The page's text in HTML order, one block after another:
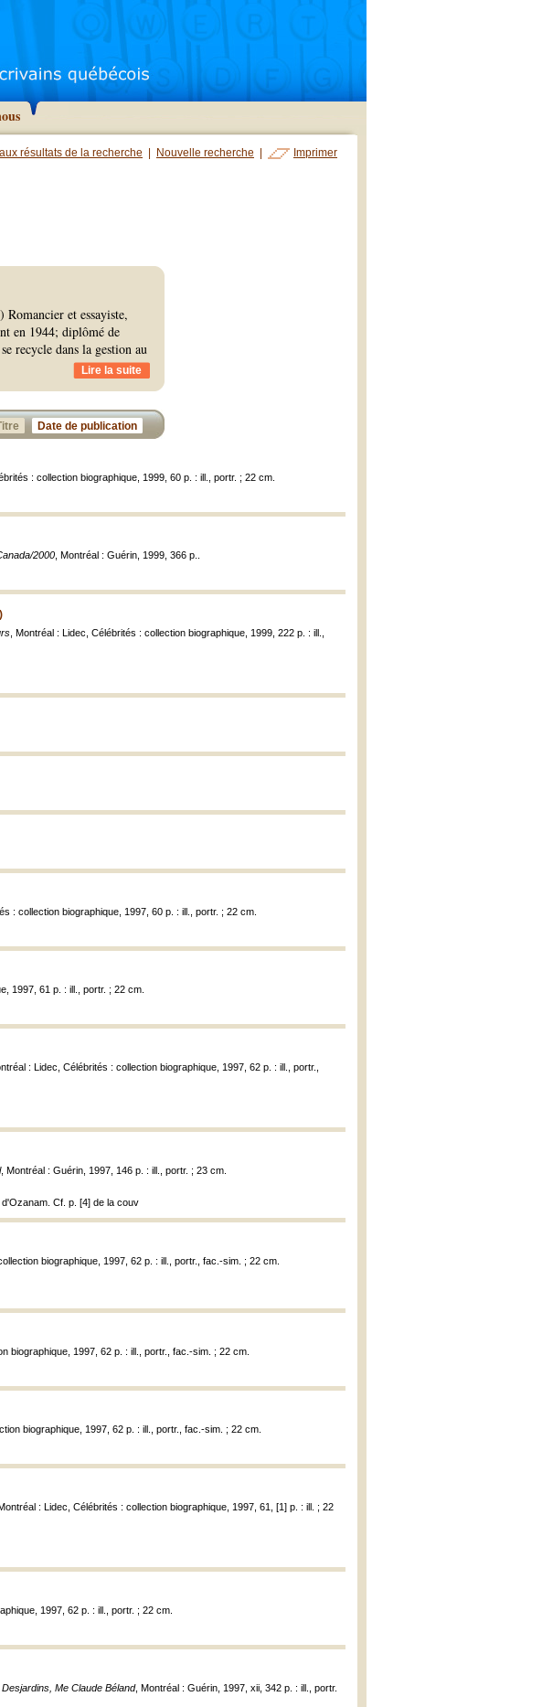
résultats de la recherche Nouvelle recherche Imprimer
et essayiste,
en 1944; diplômé de
recycle dans la gestion au
Lire la suite
Date de publication
: collection biographique, 1999, 60 p. : ill., portr. ; 22 cm.
2000 , Montréal : Guérin, 1999, 366 p..
, Montréal : Lidec, Célébrités : collection biographique, 1999, 222 p. : ill.,
: collection biographique, 1997, 60 p. : ill., portr. ; 22 cm.
1997, 61 p. : ill., portr. ; 22 cm.
: Lidec, Célébrités : collection biographique, 1997, 62 p. : ill., portr.,
, Montréal : Guérin, 1997, 146 p. : ill., portr. ; 23 cm.
Cf. p. [4] de la couv
biographique, 1997, 62 p. : ill., portr., fac.-sim. ; 22 cm.
biographique, 1997, 62 p. : ill., portr., fac.-sim. ; 22 cm.
biographique, 1997, 62 p. : ill., portr., fac.-sim. ; 22 cm.
Montréal : Lidec, Célébrités : collection biographique, 1997, 61, [1] p. : ill. ; 22
1997, 62 p. : ill., portr. ; 22 cm.
Me Claude Béland, Montréal : Guérin, 1997, xii, 342 p. : ill., portr.